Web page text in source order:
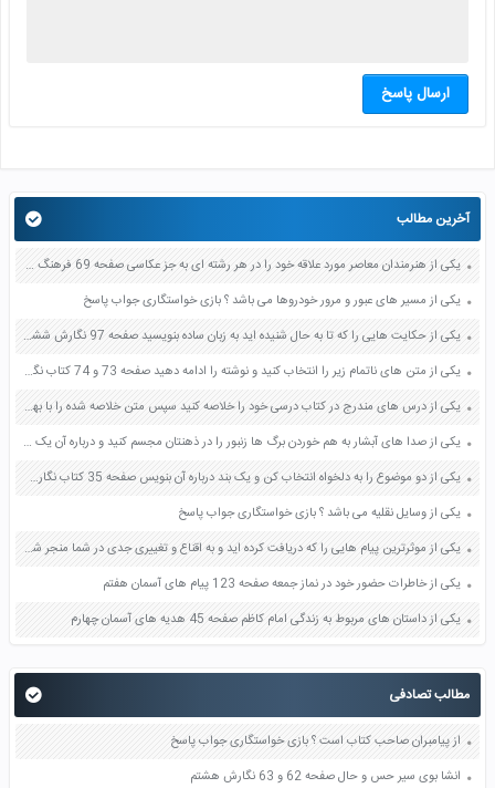
ارسال پاسخ
آخرین مطالب
یکی از هنرمندان معاصر مورد علاقه خود را در هر رشته ای به جز عکاسی صفحه 69 فرهنگ و هنر نهم
یکی از مسیر های عبور و مرور خودروها می باشد ؟ بازی خواستگاری جواب پاسخ
یکی از حکایت هایی را که تا به حال شنیده اید به زبان ساده بنویسید صفحه 97 نگارش ششم دبستان
یکی از متن های ناتمام زیر را انتخاب کنید و نوشته را ادامه دهید صفحه 73 و 74 کتاب نگارش فارسی پنجم دبستان
یکی از درس های مندرج در کتاب درسی خود را خلاصه کنید سپس متن خلاصه شده را با بهره گیری از روش های دسته بندی نمودار جدول نقشه مفهومی نشان دهید صفحه 118 نگارش یازدهم
یکی از صدا های آبشار به هم خوردن برگ ها زنبور را در ذهنتان مجسم کنید و درباره آن یک بند بنویسید صفحه 11 نگارش پنجم
یکی از دو موضوع را به دلخواه انتخاب کن و یک بند درباره آن بنویس صفحه 35 کتاب نگارش فارسی سوم
یکی از وسایل نقلیه می باشد ؟ بازی خواستگاری جواب پاسخ
یکی از موثرترین پیام هایی را که دریافت کرده اید و به اقناع و تغییری جدی در شما منجر شده است برسی کنید و علت این تاثیر گذاری قابل توجه را بنویسید صفحه 52 تفکر و سواد رسانه ای دهم
یکی از خاطرات حضور خود در نماز جمعه صفحه 123 پیام های آسمان هفتم
یکی از داستان های مربوط به زندگی امام کاظم صفحه 45 هدیه های آسمان چهارم
مطالب تصادفی
از پیامبران صاحب کتاب است ؟ بازی خواستگاری جواب پاسخ
انشا بوی سیر حس و حال صفحه 62 و 63 نگارش هشتم